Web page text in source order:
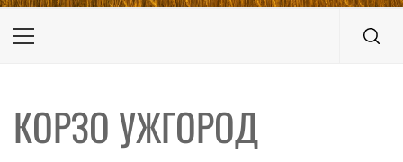
Primary
КОРЗО УЖГОРОД